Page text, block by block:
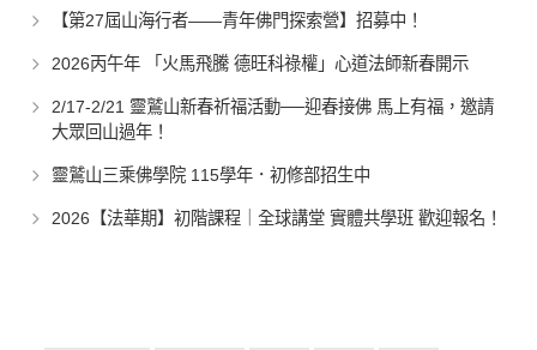
【第27屆山海行者——青年佛門探索營】招募中！
2026丙午年 「火馬飛騰 德旺科祿權」心道法師新春開示
2/17-2/21 靈鷲山新春祈福活動──迎春接佛 馬上有福，邀請
大眾回山過年！
靈鷲山三乘佛學院 115學年．初修部招生中
2026【法華期】初階課程｜全球講堂 實體共學班 歡迎報名！